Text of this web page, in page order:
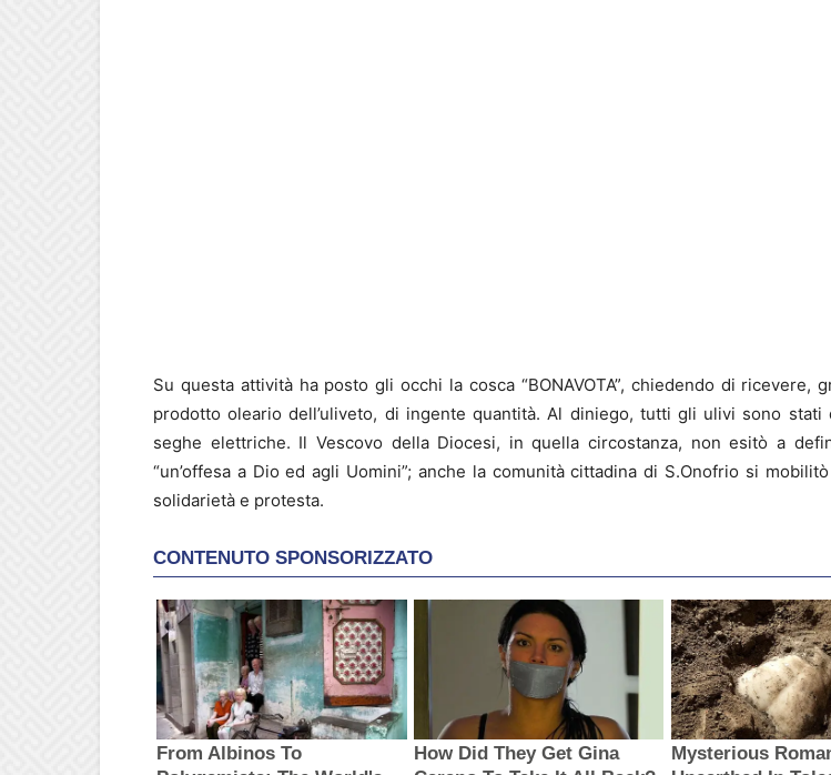
Su questa attività ha posto gli occhi la cosca “BONAVOTA”, chiedendo di ricevere,
prodotto oleario dell’uliveto, di ingente quantità. Al diniego, tutti gli ulivi sono stati
seghe elettriche. Il Vescovo della Diocesi, in quella circostanza, non esitò a
“un’offesa a Dio ed agli Uomini”; anche la comunità cittadina di S.Onofrio si
solidarietà e protesta.